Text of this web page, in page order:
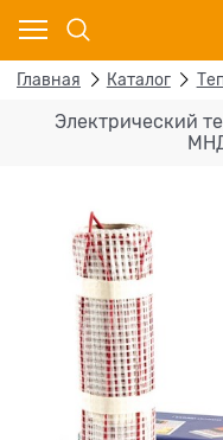
Главная Каталог
Электрический